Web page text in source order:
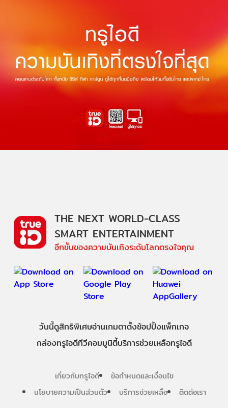
THE NEXT WORLD-CLASS
SMART ENTERTAINMENT
อีกขั้นของความบันเทิงระดับโลกตรงใจคุณ
วันนี้ดูสิทธิพิเศษอ่านเกมตาตั้งช้อปปิ้งแพ็กเกจ
กล่องทรูไอดีทีวีคอมมูนิตี้บริการช่วยเหลือทรูไอดี
เกี่ยวกับทรูไอดี
ข้อกำหนดและเงื่อนไข
นโยบายความเป็นส่วนตัว
บริการช่วยเหลือ ติดต่อเรา